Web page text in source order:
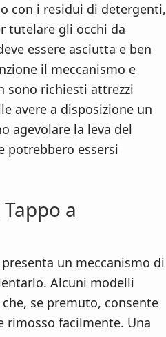
con i residui di detergenti,
tutelare gli occhi da
essere asciutta e ben
il meccanismo e
sono richiesti attrezzi
avere a disposizione un
agevolare la leva del
potrebbero essersi
a
un meccanismo di
Alcuni modelli
se premuto, consente
rimosso facilmente. Una